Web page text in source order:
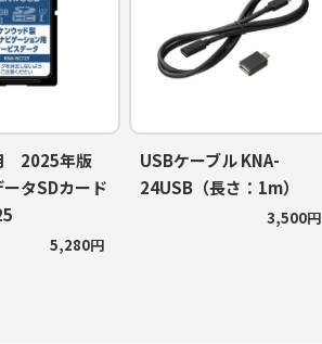
2025年版
タSDカード
5,280円
USBケーブル KNA-
24USB（長さ：1m）
3,500円